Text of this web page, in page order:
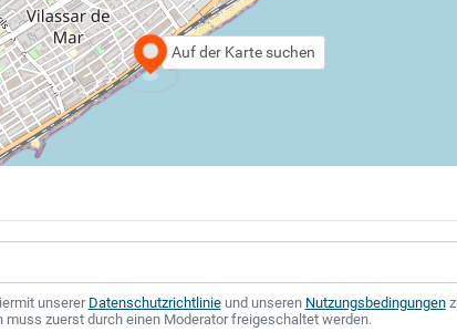
Auf der Karte suchen
unsererDatenschutzrichtlinieund unseren Nutzungsbedingungen
zuerst durch einen Moderator freigeschaltet werden.